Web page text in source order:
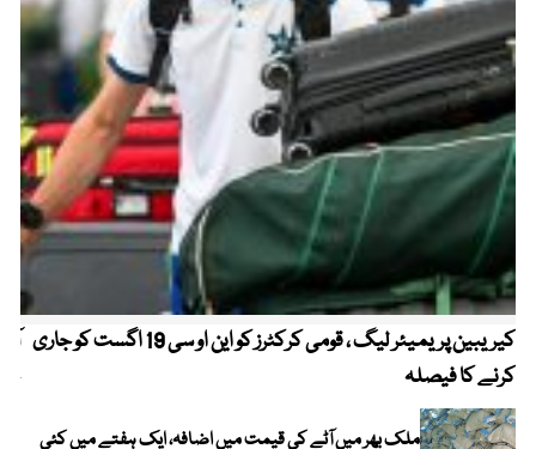
کیریبین پریمیئر لیگ ، قومی کرکٹرز کو این او سی 19 اگست کو جاری
کرنے کا فیصلہ
ملک بھر میں آٹے کی قیمت میں اضافہ، ایک ہفتے میں کئی